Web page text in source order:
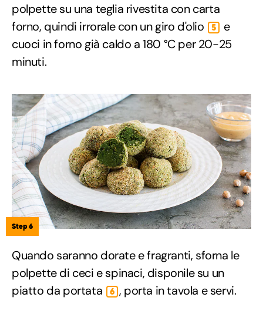
polpette su una teglia rivestita con carta
forno, quindi irrorale con un giro d'olio
5
e
cuoci in forno già caldo a 180 °C per 20-25
minuti.
Step 6
Quando saranno dorate e fragranti, sforna le
polpette di ceci e spinaci, disponile su un
piatto da portata
6 , porta in tavola e servi.